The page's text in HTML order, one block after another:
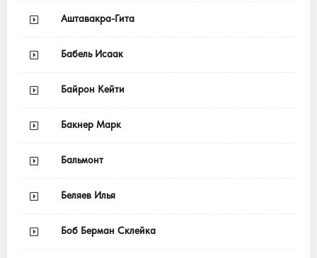
Аштавакра-Гита
Бабель Исаак
Байрон Кейти
Бакнер Марк
Бальмонт
Беляев Илья
Боб Берман Склейка